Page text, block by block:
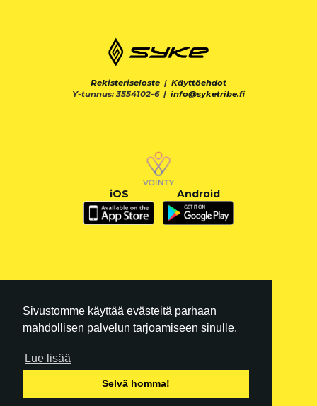
Sivustomme käyttää evästeitä parhaan
mahdollisen palvelun tarjoamiseen sinulle.
Lue lisää
Selvä homma!
Rekisteriseloste | Käyttöehdot
Y-tunnus: 3554102-6 | info@syketribe.fi
iOS Android